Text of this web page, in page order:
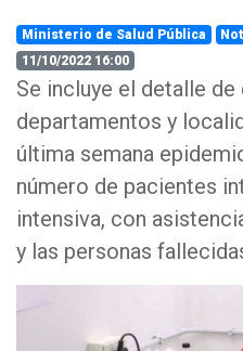
Ministerio de Salud Pública
11/10/2022 16:00
Se incluye el detalle
departamentos y
última semana
número de pacientes
intensiva, con
y las personas